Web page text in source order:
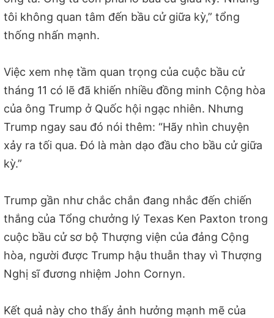
tôi không quan tâm đến bầu cử giữa kỳ,” tổng
thống nhấn mạnh.
Việc xem nhẹ tầm quan trọng của cuộc bầu cử
tháng 11 có lẽ đã khiến nhiều đồng minh Cộng hòa
của ông Trump ở Quốc hội ngạc nhiên. Nhưng
Trump ngay sau đó nói thêm: “Hãy nhìn chuyện
xảy ra tối qua. Đó là màn dạo đầu cho bầu cử giữa
kỳ.”
Trump gần như chắc chắn đang nhắc đến chiến
thắng của Tổng chưởng lý Texas Ken Paxton trong
cuộc bầu cử sơ bộ Thượng viện của đảng Cộng
hòa, người được Trump hậu thuẫn thay vì Thượng
Nghị sĩ đương nhiệm John Cornyn.
Kết quả này cho thấy ảnh hưởng mạnh mẽ của